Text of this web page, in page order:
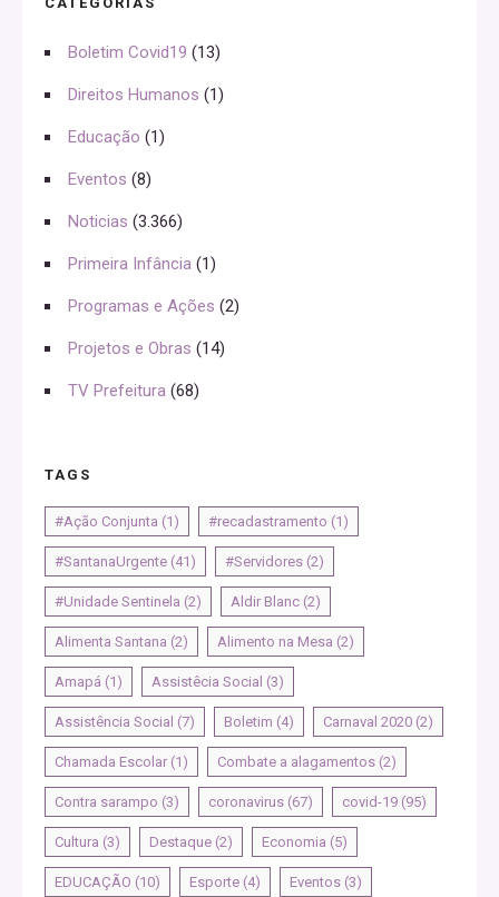
Boletim Covid19 (13)
Direitos Humanos (1)
Educação (1)
Eventos (8)
Noticias (3.366)
Primeira Infância (1)
Programas e Ações (2)
Projetos e Obras (14)
TV Prefeitura (68)
TAGS
#Ação Conjunta (1) #recadastramento (1)
#SantanaUrgente (41) #Servidores (2)
#Unidade Sentinela (2) Aldir Blanc (2)
Alimenta Santana (2) Alimento na Mesa (2)
Amapá (1) Assistêcia Social (3)
Assistência Social (7) Boletim (4) Carnaval 2020 (2)
Chamada Escolar (1) Combate a alagamentos (2)
Contra sarampo (3) coronavirus (67) covid-19 (95)
Cultura (3) Destaque (2) Economia (5)
EDUCAÇÃO (10) Esporte (4) Eventos (3)